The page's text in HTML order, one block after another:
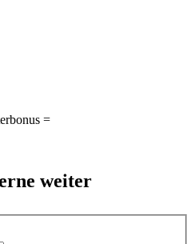
=
weiter